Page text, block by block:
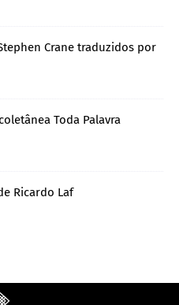
Crane traduzidos por
Toda Palavra
Ricardo Laf